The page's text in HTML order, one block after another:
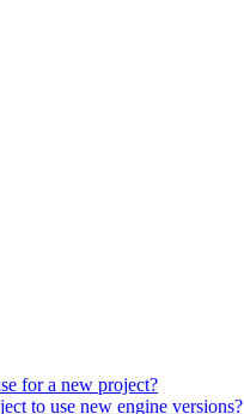
for a new project?
to use new engine versions?